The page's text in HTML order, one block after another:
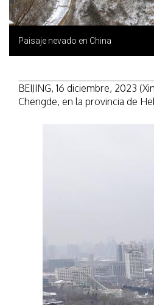
Paisaje nevado en China
BEIJING, 16 diciembre, 2023
Chengde, en la provincia de